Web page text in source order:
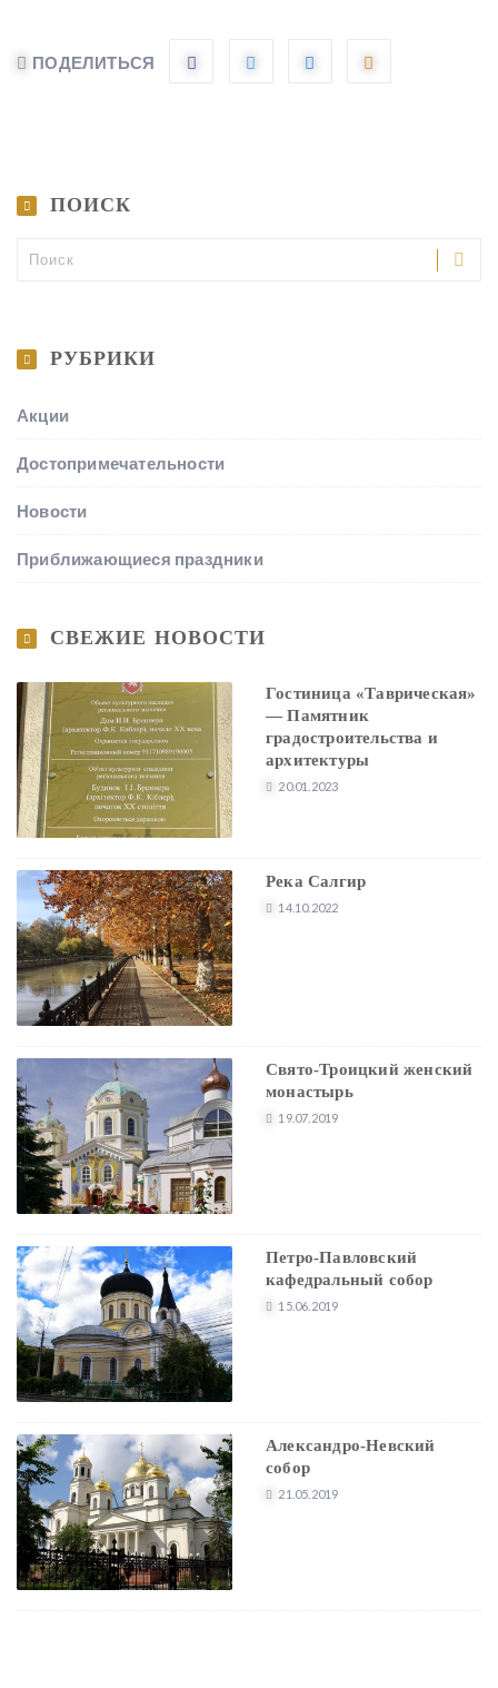
ПОДЕЛИТЬСЯ
ПОИСК
РУБРИКИ
Акции
Достопримечательности
Новости
Приближающиеся праздники
СВЕЖИЕ НОВОСТИ
Гостиница «Таврическая»
— Памятник
градостроительства и
архитектуры
20.01.2023
Река Салгир
14.10.2022
Свято-Троицкий женский
монастырь
19.07.2019
Петро-Павловский
кафедральный собор
15.06.2019
Александро-Невский
собор
21.05.2019